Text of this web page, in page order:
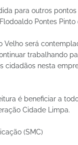
para outros
Pontes
será
trabalhando
nesta
é beneficiar a
Cidade Limpa.
(SMC)